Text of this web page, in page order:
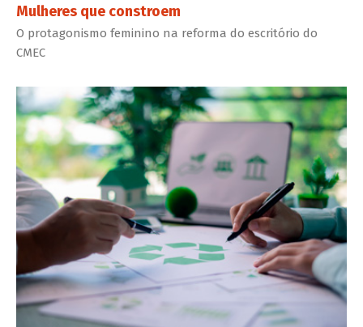
Mulheres que constroem
O protagonismo feminino na reforma do escritório do
CMEC